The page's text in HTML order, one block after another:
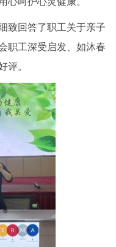
致回答了职工关于亲子
职工深受启发、如沐春
评。